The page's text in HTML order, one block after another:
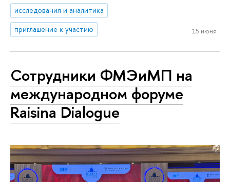
исследования и аналитика
приглашение к участию
15 июня
Сотрудники ФМЭиМП на
международном форуме
Raisina Dialogue